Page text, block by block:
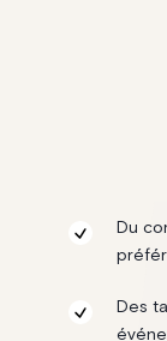
Du
Des